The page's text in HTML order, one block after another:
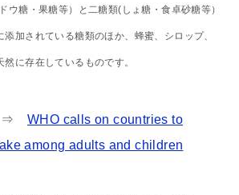
ウ糖・果糖等）と二糖類(しょ糖・食卓砂糖等）
加されている糖類のほか、蜂蜜、シロップ、
に存在しているものです。
⇒ WHO calls on countries to
among adults and children